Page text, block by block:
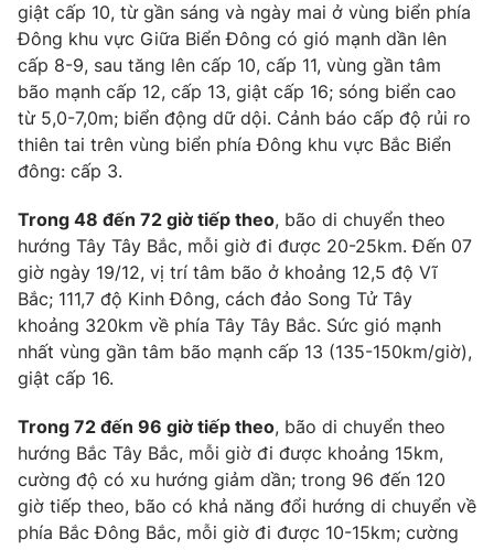
Emagazine Podcast
Photo Infographic
Video Shorts video
VTV Money VTV Thể thao
VTV Sức khoẻ Bất động sản
Thị trường 24h Tấm lòng Việt
Vươn mình bằng AI
VTV9 VTV8
Liên hệ tòa soạn English
giật cấp 10, từ gần sáng và ngày mai ở vùng biển phía
Đông khu vực Giữa Biển Đông có gió mạnh dần lên
cấp 8-9, sau tăng lên cấp 10, cấp 11, vùng gần tâm
bão mạnh cấp 12, cấp 13, giật cấp 16; sóng biển cao
từ 5,0-7,0m; biển động dữ dội. Cảnh báo cấp độ rủi ro
thiên tai trên vùng biển phía Đông khu vực Bắc Biển
đông: cấp 3.
Trong 48 đến 72 giờ tiếp theo, bão di chuyển theo
hướng Tây Tây Bắc, mỗi giờ đi được 20-25km. Đến 07
giờ ngày 19/12, vị trí tâm bão ở khoảng 12,5 độ Vĩ
Bắc; 111,7 độ Kinh Đông, cách đảo Song Tử Tây
khoảng 320km về phía Tây Tây Bắc. Sức gió mạnh
nhất vùng gần tâm bão mạnh cấp 13 (135-150km/giờ),
giật cấp 16.
Trong 72 đến 96 giờ tiếp theo, bão di chuyển theo
hướng Bắc Tây Bắc, mỗi giờ đi được khoảng 15km,
cường độ có xu hướng giảm dần; trong 96 đến 120
giờ tiếp theo, bão có khả năng đổi hướng di chuyển về
phía Bắc Đông Bắc, mỗi giờ đi được 10-15km; cường